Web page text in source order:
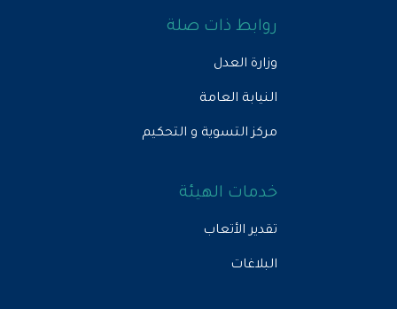
روابط ذات صلة
وزارة العدل
النيابة العامة
مركز التسوية و التحكيم
خدمات الهيئة
تقدير الأتعاب
البلاغات